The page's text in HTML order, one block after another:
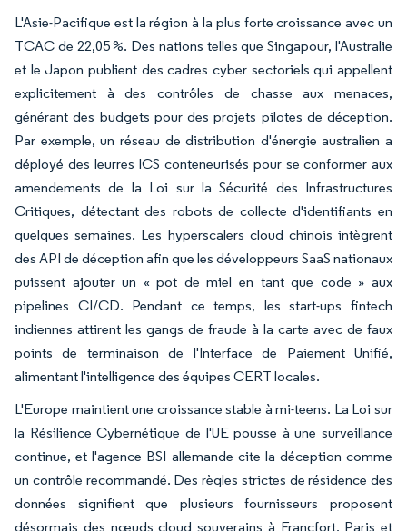
L'Asie-Pacifique est la région à la plus forte croissance avec un
TCAC de 22,05 %. Des nations telles que Singapour, l'Australie
et le Japon publient des cadres cyber sectoriels qui appellent
explicitement à des contrôles de chasse aux menaces,
générant des budgets pour des projets pilotes de déception.
Par exemple, un réseau de distribution d'énergie australien a
déployé des leurres ICS conteneurisés pour se conformer aux
amendements de la Loi sur la Sécurité des Infrastructures
Critiques, détectant des robots de collecte d'identifiants en
quelques semaines. Les hyperscalers cloud chinois intègrent
des API de déception afin que les développeurs SaaS nationaux
puissent ajouter un « pot de miel en tant que code » aux
pipelines CI/CD. Pendant ce temps, les start-ups fintech
indiennes attirent les gangs de fraude à la carte avec de faux
points de terminaison de l'Interface de Paiement Unifié,
alimentant l'intelligence des équipes CERT locales.
L'Europe maintient une croissance stable à mi-teens. La Loi sur
la Résilience Cybernétique de l'UE pousse à une surveillance
continue, et l'agence BSI allemande cite la déception comme
un contrôle recommandé. Des règles strictes de résidence des
données signifient que plusieurs fournisseurs proposent
désormais des nœuds cloud souverains à Francfort, Paris et